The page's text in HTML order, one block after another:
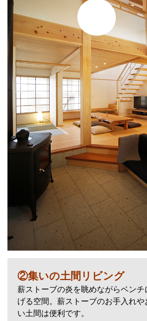
②集いの土間リビング
薪ストーブの炎を眺めながらベンチ
げる空間。薪ストーブのお手入れや
い土間は便利です。